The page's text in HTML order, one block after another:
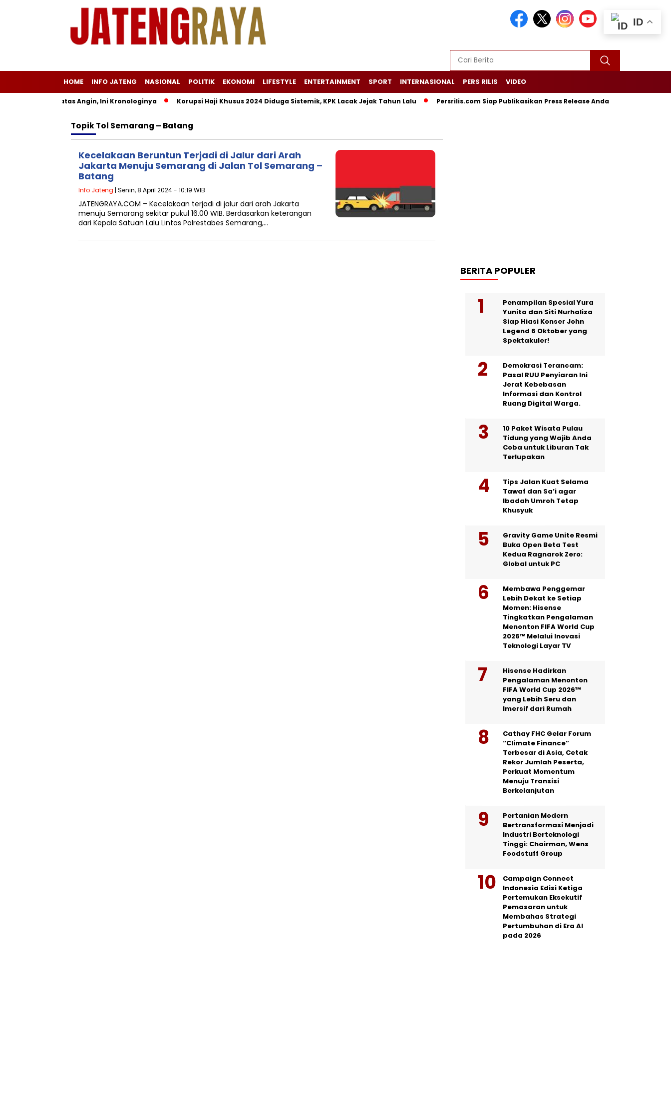
HOME INFO JATENG NASIONAL POLITIK EKONOMI LIFESTYLE ENTERTAINMENT SPORT INTERNASIONAL PERS RILIS VIDEO
di Gunung Natas Angin, Ini Kronologinya Korupsi Haji Khusus 2024 Diduga Sistemik, KPK Lacak Jejak Tahun Lalu Persrilis.com Siap Publikasikan Press Release Anda, Jika Ingin Tampil di
TopikTol Semarang – Batang
Kecelakaan Beruntun Terjadi di Jalur dari Arah
Jakarta Menuju Semarang di Jalan Tol Semarang –
Batang
Info Jateng | Senin, 8 April 2024 - 10:19 WIB
JATENGRAYA.COM – Kecelakaan terjadi di jalur dari arah Jakarta
menuju Semarang sekitar pukul 16.00 WIB. Berdasarkan keterangan
dari Kepala Satuan Lalu Lintas Polrestabes Semarang,…
BERITA POPULER
Penampilan Spesial Yura
Yunita dan Siti Nurhaliza
Siap Hiasi Konser John
Legend 6 Oktober yang
Spektakuler!
Demokrasi Terancam:
Pasal RUU Penyiaran Ini
Jerat Kebebasan
Informasi dan Kontrol
Ruang Digital Warga.
10 Paket Wisata Pulau
Tidung yang Wajib Anda
Coba untuk Liburan Tak
Terlupakan
Tips Jalan Kuat Selama
Tawaf dan Sa’i agar
Ibadah Umroh Tetap
Khusyuk
Gravity Game Unite Resmi
Buka Open Beta Test
Kedua Ragnarok Zero:
Global untuk PC
Membawa Penggemar
Lebih Dekat ke Setiap
Momen: Hisense
Tingkatkan Pengalaman
Menonton FIFA World Cup
2026™ Melalui Inovasi
Teknologi Layar TV
Hisense Hadirkan
Pengalaman Menonton
FIFA World Cup 2026™
yang Lebih Seru dan
Imersif dari Rumah
Cathay FHC Gelar Forum
“Climate Finance”
Terbesar di Asia, Cetak
Rekor Jumlah Peserta,
Perkuat Momentum
Menuju Transisi
Berkelanjutan
Pertanian Modern
Bertransformasi Menjadi
Industri Berteknologi
Tinggi: Chairman, Wens
Foodstuff Group
Campaign Connect
Indonesia Edisi Ketiga
Pertemukan Eksekutif
Pemasaran untuk
Membahas Strategi
Pertumbuhan di Era AI
pada 2026
ID